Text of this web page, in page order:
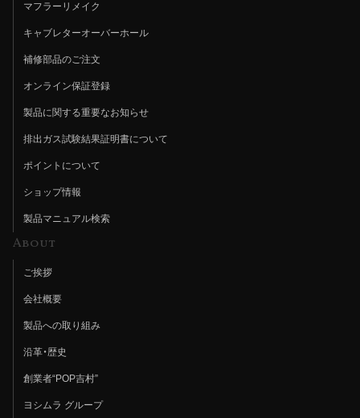
マフラーリメイク
キャブレターオーバーホール
補修部品のご注文
オンライン保証登録
製品に関する重要なお知らせ
排出ガス試験結果証明書について
ポイントについて
ショップ情報
製品マニュアル検索
About
ご挨拶
会社概要
製品への取り組み
沿革・歴史
創業者“POP吉村”
ヨシムラ グループ